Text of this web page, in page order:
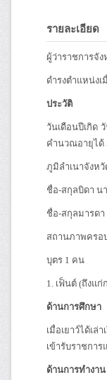
รายละเอียด
ผู้ว่าราชการจั
ดำรงตำแหน่งเ
ประวัติ
วันเดือนปีเกิด
คำนวณอายุได้
ภูมิลำเนาจังหวั
ชื่อ-สกุลบิดา น
ชื่อ-สกุลมารด
สถานภาพครอ
บุตร 1 คน
1. เฟ็นต์ (ถึงแ
ด้านการศึกษา
เมื่อเยาว์ได้เ
เข้ารับราชกา
ด้านการทำงาน